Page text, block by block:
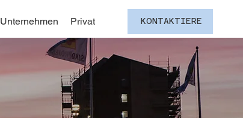
Unternehmen Privat KONTAKTIERE